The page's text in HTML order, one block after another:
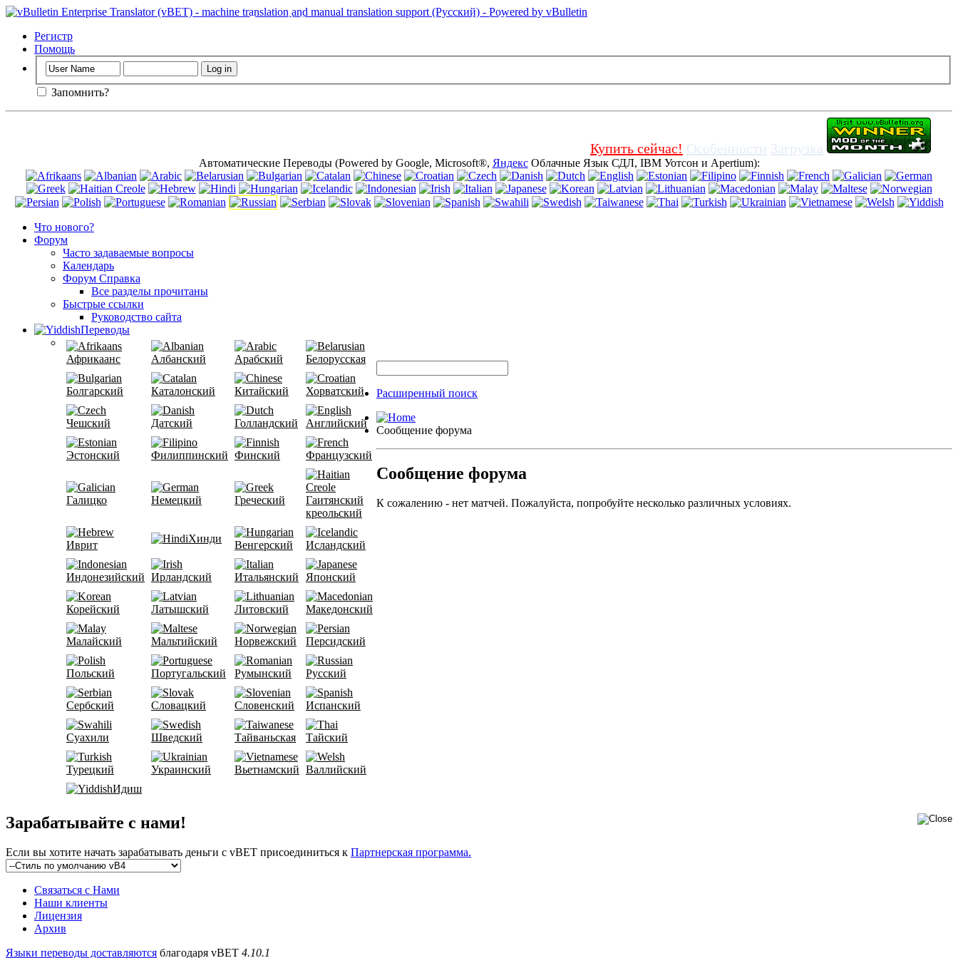
Важный: Эта страница использует куки (cookies). Используя настоящий сайт, не выключая куки в браузере, означает, что вы согласны для его
Регистр
Помощь
Запомнить?
Купить сейчас! Особенности Загрузка
Автоматические Переводы (Powered by Google, Microsoft®, ЯндексОблачные Язык СДЛ, IBM Уотсон и Apertium):
Что нового?
Форум
Часто задаваемые вопросы
Календарь
Форум Справка
Все разделы прочитаны
Быстрые ссылки
Руководство сайта
Переводы
Африкаанс Албанский Арабский Белорусская
Болгарский Каталонский Китайский Хорватский
Чешский Датский Голландский Английский
Эстонский Филиппинский Финский Французский
Галицко Немецкий Греческий
Гаитянский
креольский
Иврит
Хинди
Венгерский Исландский
Индонезийский Ирландский Итальянский Японский
Корейский Латышский Литовский Македонский
Малайский Мальтийский Норвежский Персидский
Польский Португальский Румынский Русский
Сербский Словацкий Словенский Испанский
Суахили Шведский Тайваньская Тайский
Турецкий Украинский Вьетнамский Валлийский
Идиш
Расширенный поиск
Сообщение форума
Зарабатывайте с нами!
Если вы хотите начать зарабатывать деньги с vBET присоединиться к Партнерская программа.
Сообщение форума
К сожалению - нет матчей. Пожалуйста, попробуйте несколько различных условиях.
Связаться с Нами
Наши клиенты
Лицензия
Архив
Языки переводы доставляются благодаря vBET 4.10.1